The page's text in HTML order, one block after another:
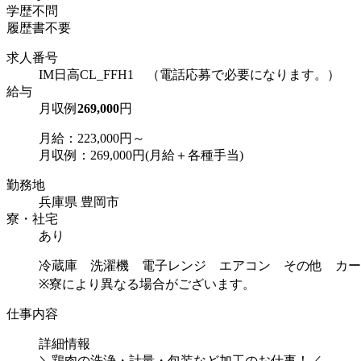
学歴不問
履歴書不要
求人番号
IM日高CL_FFH1 （電話応募で必要になります。）
給与
月収例 269,000円
月給：223,000円～
月収例：269,000円(月給＋各種手当)
勤務地
兵庫県 豊岡市
寮・社宅
あり
冷蔵庫 洗濯機 電子レンジ エアコン その他 カー
※寮により異なる場合がございます。
仕事内容
詳細情報